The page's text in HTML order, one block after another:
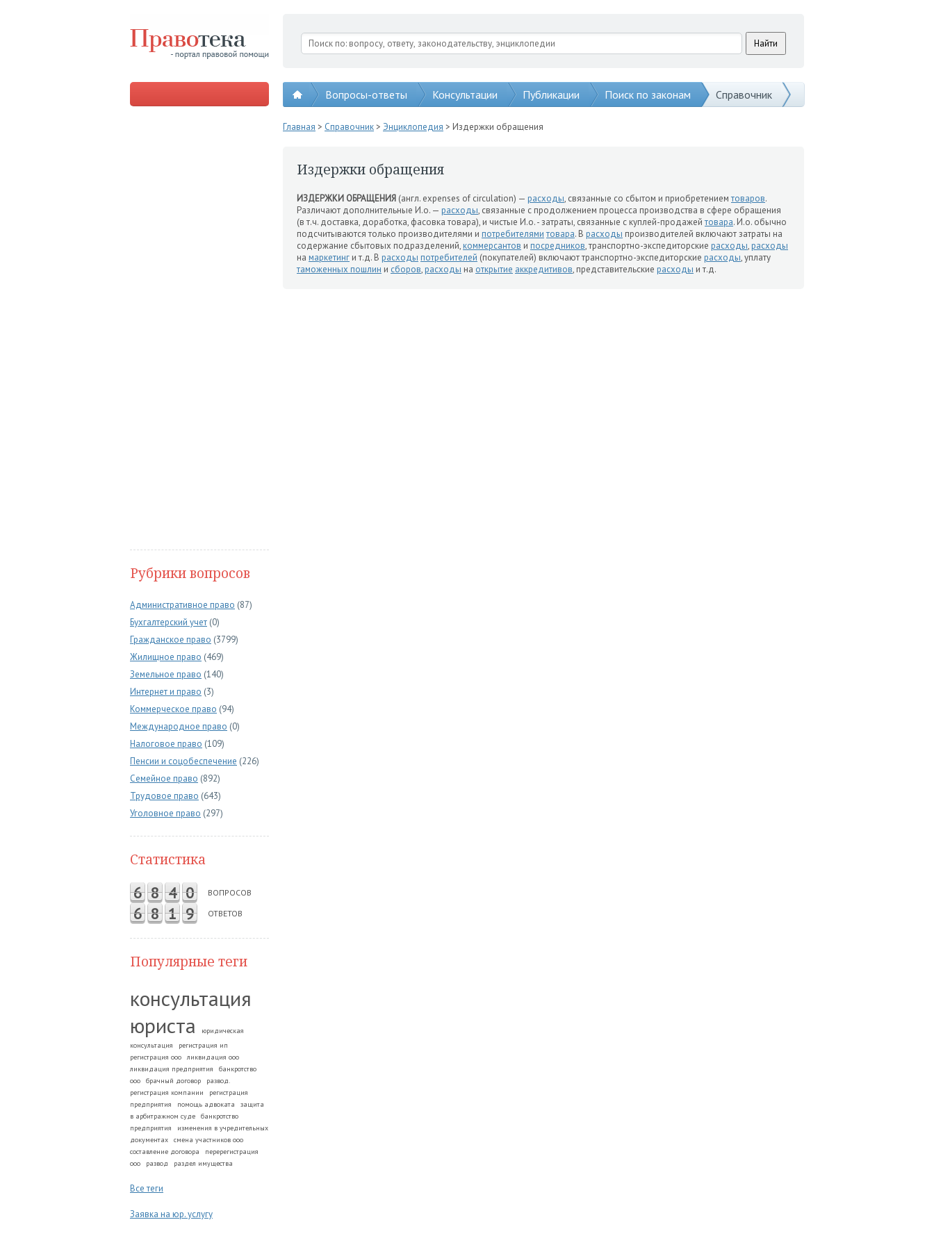
Вопросы-ответы Консультации Публикации Поиск по законам Справочник
Рубрики вопросов
Административное право (87)
Бухгалтерский учет (0)
Гражданское право (3799)
Жилищное право (469)
Земельное право (140)
Интернет и право (3)
Коммерческое право (94)
Международное право (0)
Налоговое право (109)
Пенсии и соцобеспечение (226)
Семейное право (892)
Трудовое право (643)
Уголовное право (297)
Статистика
6 8 4 0 ВОПРОСОВ
6 8 1 9 ОТВЕТОВ
Популярные теги
консультация
юриста
юридическая
консультация
регистрация ип
регистрация ооо
ликвидация ооо
ликвидация предприятия
банкротство
ооо
брачный договор
развод.
регистрация компании
регистрация
предприятия
помощь адвоката
защита
в арбитражном суде
банкротство
предприятия
изменения в учредительных
документах
смена участников ооо
составление договора
перерегистрация
ооо
развод раздел имущества
Все теги
Заявка на юр. услугу
Главная > Справочник> Энциклопедия > Издержки обращения
Издержки обращения
ИЗДЕРЖКИ ОБРАЩЕНИЯ (англ. expenses of circulation) — расходы, связанные со сбытом и приобретениемтоваров.
Различают дополнительные И.о. — расходы, связанные с продолжением процесса производства в сфере обращения
(в т.ч. доставка, доработка, фасовка товара), и чистые И.о. - затраты, связанные с куплей-продажейтовара. И.о. обычно
подсчитываются только производителями и потребителями товара. В расходы производителей включают затраты на
содержание сбытовых подразделений,коммерсантов и посредников, транспортно-экспедиторские расходы,расходы
на маркетинг и т.д. В расходы потребителей (покупателей) включают транспортно-экспедиторские расходы, уплату
таможенных пошлин и сборов,расходы на открытие аккредитивов, представительские расходы и т.д.